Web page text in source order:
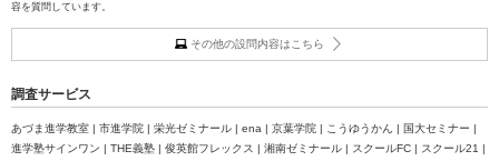
容を質問しています。
その他の設問内容はこちら
調査サービス
あづま進学教室 | 市進学院 | 栄光ゼミナール | ena | 京葉学院 | こうゆうかん | 国大セミナー |
進学塾サインワン | THE義塾 | 俊英館フレックス | 湘南ゼミナール | スクールFC | スクール21 |